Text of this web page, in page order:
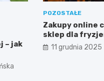
– jak
POZOSTAŁE
Zakupy online
sklep dla
11 grudnia 2025